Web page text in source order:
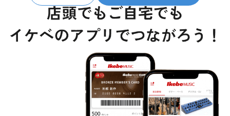
ベース ウクレレ
電子ピアノ